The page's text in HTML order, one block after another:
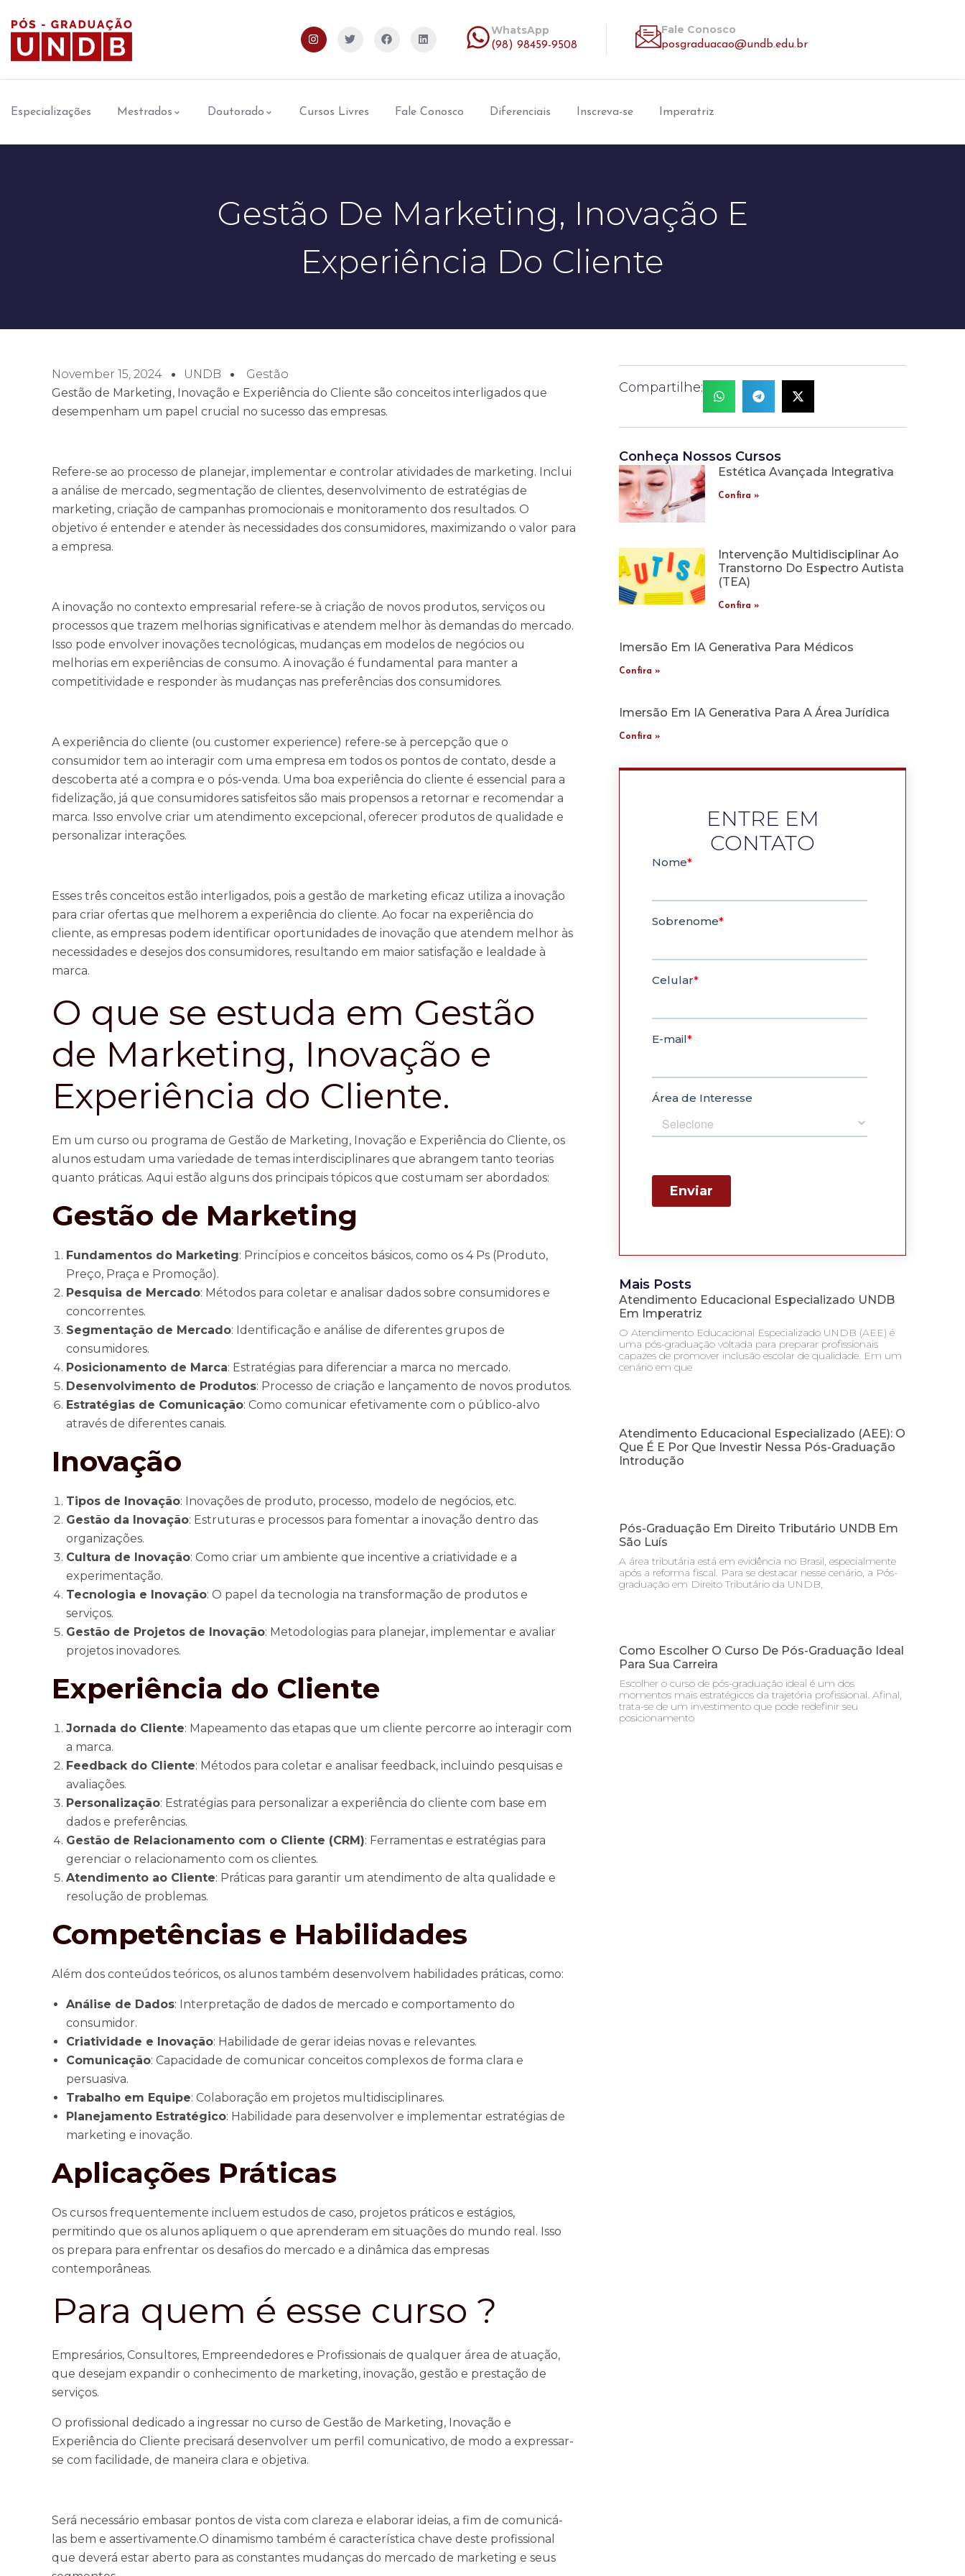
WhatsApp
(98) 98459-9508
Fale Conosco
posgraduacao@undb.edu.br
Especializações Mestrados Doutorado Cursos Livres Fale Conosco Diferenciais Inscreva-se Imperatriz
Gestão De Marketing, Inovação E
Experiência Do Cliente
November 15, 2024 UNDB
Gestão
Gestão de Marketing, Inovação e Experiência do Cliente são conceitos interligados que
desempenham um papel crucial no sucesso das empresas.
Refere-se ao processo de planejar, implementar e controlar atividades de marketing. Inclui
a análise de mercado, segmentação de clientes, desenvolvimento de estratégias de
marketing, criação de campanhas promocionais e monitoramento dos resultados. O
objetivo é entender e atender às necessidades dos consumidores, maximizando o valor para
a empresa.
A inovação no contexto empresarial refere-se à criação de novos produtos, serviços ou
processos que trazem melhorias significativas e atendem melhor às demandas do mercado.
Isso pode envolver inovações tecnológicas, mudanças em modelos de negócios ou
melhorias em experiências de consumo. A inovação é fundamental para manter a
competitividade e responder às mudanças nas preferências dos consumidores.
A experiência do cliente (ou customer experience) refere-se à percepção que o
consumidor tem ao interagir com uma empresa em todos os pontos de contato, desde a
descoberta até a compra e o pós-venda. Uma boa experiência do cliente é essencial para a
fidelização, já que consumidores satisfeitos são mais propensos a retornar e recomendar a
marca. Isso envolve criar um atendimento excepcional, oferecer produtos de qualidade e
personalizar interações.
Esses três conceitos estão interligados, pois a gestão de marketing eficaz utiliza a inovação
para criar ofertas que melhorem a experiência do cliente. Ao focar na experiência do
cliente, as empresas podem identificar oportunidades de inovação que atendem melhor às
necessidades e desejos dos consumidores, resultando em maior satisfação e lealdade à
marca.
O que se estuda em Gestão
de Marketing, Inovação e
Experiência do Cliente.
Em um curso ou programa de Gestão de Marketing, Inovação e Experiência do Cliente, os
alunos estudam uma variedade de temas interdisciplinares que abrangem tanto teorias
quanto práticas. Aqui estão alguns dos principais tópicos que costumam ser abordados:
Gestão de Marketing
Fundamentos do Marketing: Princípios e conceitos básicos, como os 4 Ps (Produto,
Preço, Praça e Promoção).
Pesquisa de Mercado: Métodos para coletar e analisar dados sobre consumidores e
concorrentes.
Segmentação de Mercado: Identificação e análise de diferentes grupos de
consumidores.
Posicionamento de Marca: Estratégias para diferenciar a marca no mercado.
Desenvolvimento de Produtos: Processo de criação e lançamento de novos produtos.
Estratégias de Comunicação: Como comunicar efetivamente com o público-alvo
através de diferentes canais.
Inovação
Tipos de Inovação: Inovações de produto, processo, modelo de negócios, etc.
Gestão da Inovação: Estruturas e processos para fomentar a inovação dentro das
organizações.
Cultura de Inovação: Como criar um ambiente que incentive a criatividade e a
experimentação.
Tecnologia e Inovação: O papel da tecnologia na transformação de produtos e
serviços.
Gestão de Projetos de Inovação: Metodologias para planejar, implementar e avaliar
projetos inovadores.
Experiência do Cliente
Jornada do Cliente: Mapeamento das etapas que um cliente percorre ao interagir com
a marca.
Feedback do Cliente: Métodos para coletar e analisar feedback, incluindo pesquisas e
avaliações.
Personalização: Estratégias para personalizar a experiência do cliente com base em
dados e preferências.
Gestão de Relacionamento com o Cliente (CRM): Ferramentas e estratégias para
gerenciar o relacionamento com os clientes.
Atendimento ao Cliente: Práticas para garantir um atendimento de alta qualidade e
resolução de problemas.
Competências e Habilidades
Além dos conteúdos teóricos, os alunos também desenvolvem habilidades práticas, como:
Análise de Dados: Interpretação de dados de mercado e comportamento do
consumidor.
Criatividade e Inovação: Habilidade de gerar ideias novas e relevantes.
Comunicação: Capacidade de comunicar conceitos complexos de forma clara e
persuasiva.
Trabalho em Equipe: Colaboração em projetos multidisciplinares.
Planejamento Estratégico: Habilidade para desenvolver e implementar estratégias de
marketing e inovação.
Aplicações Práticas
Os cursos frequentemente incluem estudos de caso, projetos práticos e estágios,
permitindo que os alunos apliquem o que aprenderam em situações do mundo real. Isso
os prepara para enfrentar os desafios do mercado e a dinâmica das empresas
contemporâneas.
Para quem é esse curso ?
Empresários, Consultores, Empreendedores e Profissionais de qualquer área de atuação,
que desejam expandir o conhecimento de marketing, inovação, gestão e prestação de
serviços.
O profissional dedicado a ingressar no curso de Gestão de Marketing, Inovação e
Experiência do Cliente precisará desenvolver um perfil comunicativo, de modo a expressar-
se com facilidade, de maneira clara e objetiva.
Será necessário embasar pontos de vista com clareza e elaborar ideias, a fim de comunicá-
las bem e assertivamente.O dinamismo também é característica chave deste profissional
que deverá estar aberto para as constantes mudanças do mercado de marketing e seus
Compartilhe:
Conheça Nossos Cursos
Estética Avançada Integrativa
Confira »
Intervenção Multidisciplinar Ao
Transtorno Do Espectro Autista
(TEA)
Confira »
Imersão Em IA Generativa Para Médicos
Confira »
Imersão Em IA Generativa Para A Área Jurídica
Confira »
ENTRE EM
CONTATO
Mais Posts
Atendimento Educacional Especializado UNDB
Em Imperatriz
O Atendimento Educacional Especializado UNDB (AEE) é
uma pós-graduação voltada para preparar profissionais
capazes de promover inclusão escolar de qualidade. Em um
cenário em que
Atendimento Educacional Especializado (AEE): O
Que É E Por Que Investir Nessa Pós-Graduação
Introdução
Pós-Graduação Em Direito Tributário UNDB Em
São Luís
A área tributária está em evidência no Brasil, especialmente
após a reforma fiscal. Para se destacar nesse cenário, a Pós-
graduação em Direito Tributário da UNDB,
Como Escolher O Curso De Pós-Graduação Ideal
Para Sua Carreira
Escolher o curso de pós-graduação ideal é um dos
momentos mais estratégicos da trajetória profissional. Afinal,
trata-se de um investimento que pode redefinir seu
posicionamento